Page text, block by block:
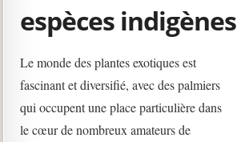
espèces indigènes
Le monde des plantes exotiques est
fascinant et diversifié, avec des palmiers
qui occupent une place particulière dans
le cœur de nombreux amateurs de